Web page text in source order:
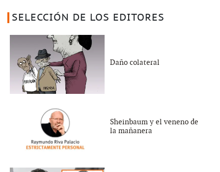
SELECCIÓN DE LOS EDITORES
Daño colateral
Sheinbaum y el veneno de
la mañanera